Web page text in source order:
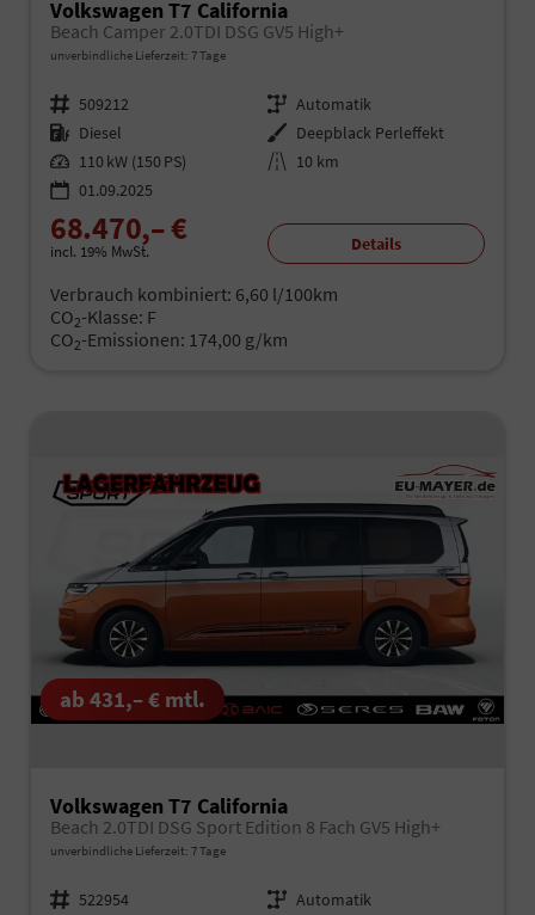
Volkswagen T7 California
Beach Camper 2.0TDI DSG GV5 High+
unverbindliche Lieferzeit: 7 Tage
Fahrzeugnr. 509212 Getriebe Automatik
Kraftstoff Diesel Außenfarbe Deepblack Perleffekt
Leistung 110 kW (150 PS) Kilometerstand 10 km
01.09.2025
68.470,– €
incl. 19% MwSt. Details
Verbrauch kombiniert: 6,60 l/100km
CO2-Klasse: F
CO2-Emissionen: 174,00 g/km
ab 431,– € mtl.
Volkswagen T7 California
Beach 2.0TDI DSG Sport Edition 8 Fach GV5 High+
unverbindliche Lieferzeit: 7 Tage
Fahrzeugnr. 522954 Getriebe Automatik